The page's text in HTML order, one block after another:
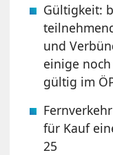
Gültigkeit:
und
einige
gültig im
für Kauf
25